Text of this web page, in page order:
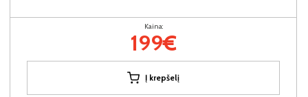
Kaina:
199€
Į krepšelį